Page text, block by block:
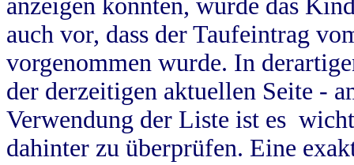
anzeigen konnten, wurde das
auch vor, dass der Taufeintrag
vorgenommen wurde. In
der derzeitigen aktuellen Seite -
Verwendung der Liste ist es
dahinter zu überprüfen. Eine